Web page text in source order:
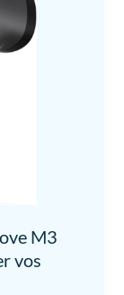
M3
vos